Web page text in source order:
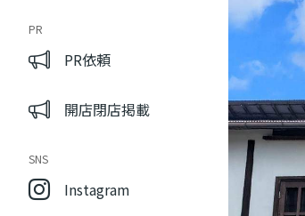
PR
PR依頼
開店閉店掲載
SNS
Instagram